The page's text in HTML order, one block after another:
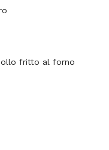
fritto al forno